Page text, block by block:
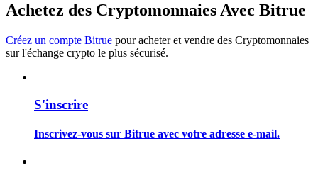
Analyse de mégadonnées, y compris des informations
Achetez des Cryptomonnaies Avec Bitrue
Créez un compte Bitrue pour acheter et vendre des Cryptomonnaies
sur l'échange crypto le plus sécurisé.
S'inscrire
Inscrivez-vous sur Bitrue avec votre adresse e-mail.